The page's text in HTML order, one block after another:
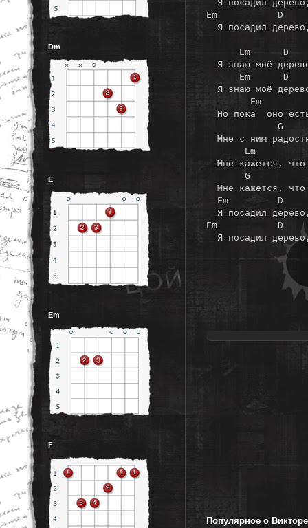
Я посадил
Em           D
Я посадил
Em      D
Я знаю моё
Em      D
Я знаю моё
Em
Но пока  оно
G
Мне с ним
Em
Мне кажется,
G
Мне кажется,
Em         D
Я посадил
Em           D
Я посадил
Популярное о
Dm
E
Em
F